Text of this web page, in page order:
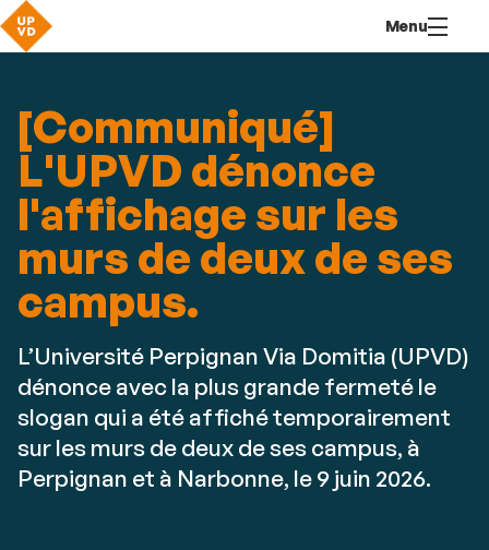
contenu
Menu
[Communiqué]
L'UPVD dénonce
l'affichage sur les
murs de deux de ses
campus.
L’Université Perpignan Via Domitia (UPVD)
dénonce avec la plus grande fermeté le
slogan qui a été affiché temporairement
sur les murs de deux de ses campus, à
Perpignan et à Narbonne, le 9 juin 2026.